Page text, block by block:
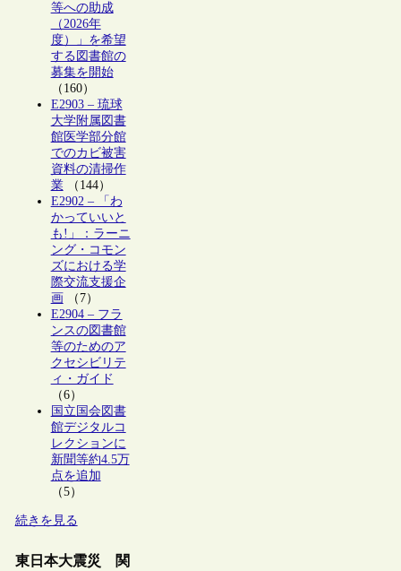
等への助成
（2026年
度）」を希望
する図書館の
募集を開始
（160）
E2903 – 琉球
大学附属図書
館医学部分館
でのカビ被害
資料の清掃作
業（144）
E2902 – 「わ
かっていいと
も!」：ラーニ
ング・コモン
ズにおける学
際交流支援企
画 （7）
E2904 – フラ
ンスの図書館
等のためのア
クセシビリテ
ィ・ガイド
（6）
国立国会図書
館デジタルコ
レクションに
新聞等約4.5万
点を追加
（5）
続きを見る
東日本大震災 関